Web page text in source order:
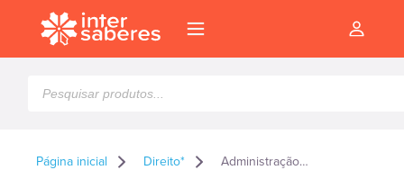
produtos
Página inicial Direito* Administração judiciária – com justiça